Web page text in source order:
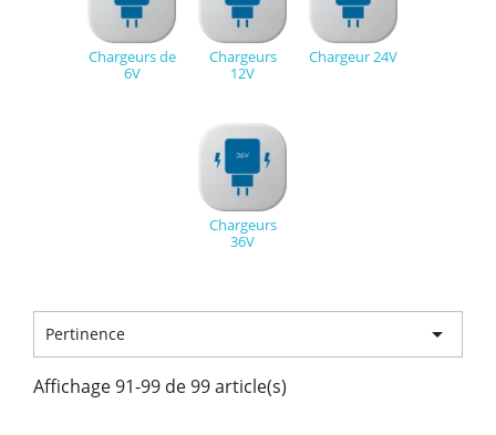
Chargeurs de
6V
Chargeurs
12V
Chargeur 24V
Chargeurs
36V
Pertinence 
Affichage 91-99 de 99 article(s)